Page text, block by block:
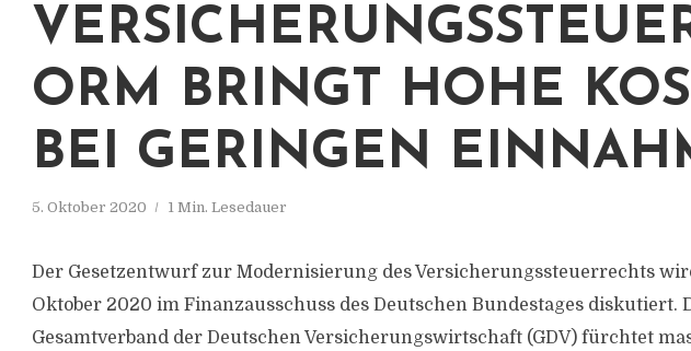
ORM BRINGT HOHE
BEI GERINGEN
5. Oktober 2020 1 Min. Lesedauer
Der Gesetzentwurf zur Modernisierung des Versicherungssteuerrechts
Oktober 2020 im Finanzausschuss des Deutschen Bundestages diskutiert.
Gesamtverband der Deutschen Versicherungswirtschaft (GDV) fürchtet